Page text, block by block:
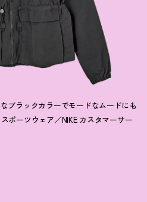
ブラックカラーでモードなムードにも
ポーツウェア／NIKE カスタマーサー